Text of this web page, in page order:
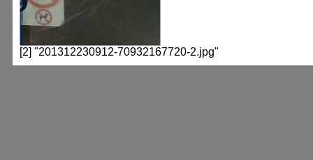
[2] "201312230912-70932167720-2.jpg"